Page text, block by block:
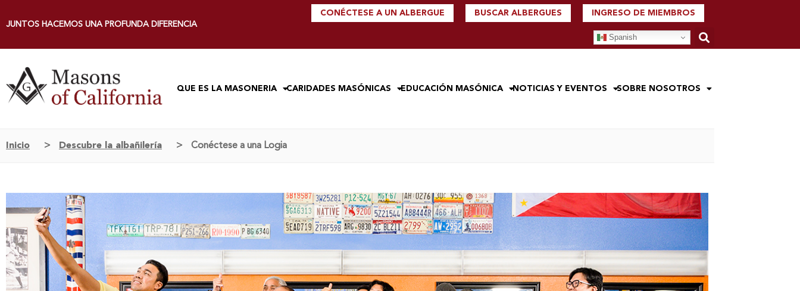
JUNTOS HACEMOS UNA PROFUNDA DIFERENCIA
CONÉCTESE A UN ALBERGUE BUSCAR ALBERGUES INGRESO DE MIEMBROS
Spanish
QUE ES LA MASONERIA CARIDADES MASÓNICAS EDUCACIÓN MASÓNICA NOTICIAS Y EVENTOS SOBRE NOSOTROS
Inicio > Descubre la albañilería > Conéctese a una Logia